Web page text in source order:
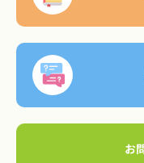
お